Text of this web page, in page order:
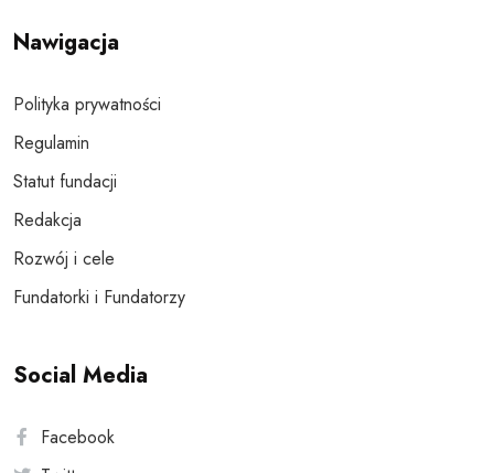
Nawigacja
Polityka prywatności
Regulamin
Statut fundacji
Redakcja
Rozwój i cele
Fundatorki i Fundatorzy
Social Media
Facebook